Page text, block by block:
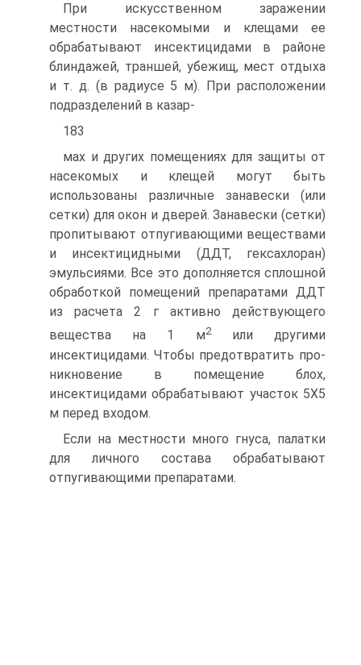
При искусственном заражении
местности насекомыми и клещами ее
обрабатывают инсектицидами в районе
блиндажей, траншей, убежищ, мест отдыха
и т. д. (в ра­диусе 5 м). При расположении
подразделений в казар-
183
мах и других помещениях для защиты от
насекомых и клещей могут быть
использованы различные занавески (или
сетки) для окон и дверей. Занавески (сетки)
пропи­тывают отпугивающими веществами
и инсектицидными (ДДТ, гексахлоран)
эмульсиями. Все это дополняется сплошной
обработкой помещений препаратами ДДТ
из расчета 2 г активно действующего
вещества на 1 м2или другими
инсектицидами. Чтобы предотвратить про­
никновение в помещение блох,
инсектицидами обрабаты­вают участок 5X5
м перед входом.
Если на местности много гнуса, палатки
для личного состава обрабатывают
отпугивающими препаратами.